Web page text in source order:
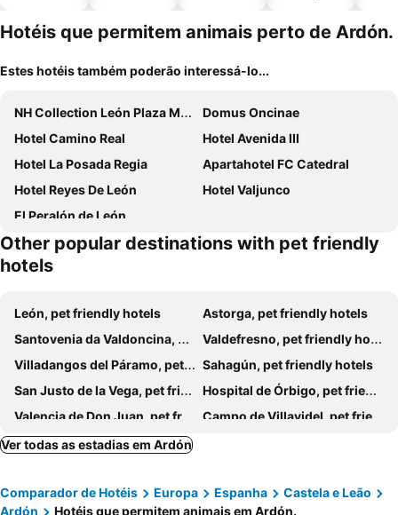
Hotéis que permitem animais perto de Ardón.
Estes hotéis também poderão interessá-lo...
NH Collection León Plaza Mayor
Domus Oncinae
Hotel Camino Real
Hotel Avenida III
Hotel La Posada Regia
Apartahotel FC Catedral
Hotel Reyes De León
Hotel Valjunco
El Peralón de León
Other popular destinations with pet friendly
hotels
León, pet friendly hotels
Astorga, pet friendly hotels
Santovenia da Valdoncina, pet friendly hotels
Valdefresno, pet friendly hotels
Villadangos del Páramo, pet friendly hotels
Sahagún, pet friendly hotels
San Justo de la Vega, pet friendly hotels
Hospital de Órbigo, pet friendly hotels
Valencia de Don Juan, pet friendly hotels
Campo de Villavidel, pet friendly hotels
Santa María del Páramo, pet friendly hotels
La Pola de Gordón, pet friendly hotels
Valdepiélago, pet friendly hotels
Ver todas as estadias em Ardón
Comparador de Hotéis Europa Espanha
Castela e Leão
Ardón
Hotéis que permitem animais em Ardón.